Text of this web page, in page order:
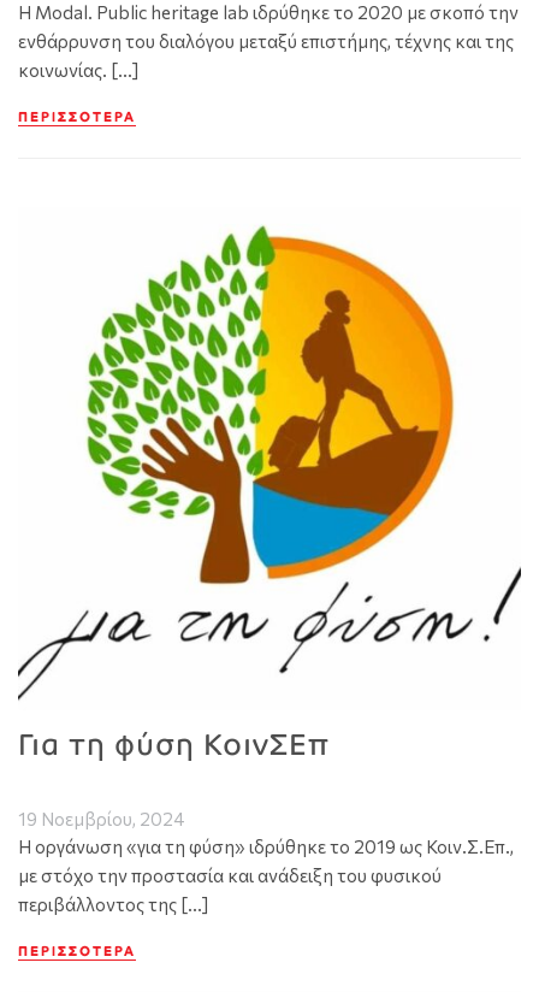
H Modal. Public heritage lab ιδρύθηκε το 2020 με σκοπό την
ενθάρρυνση του διαλόγου μεταξύ επιστήμης, τέχνης και της
κοινωνίας. […]
ΠΕΡΙΣΣΌΤΕΡΑ
Για τη φύση ΚοινΣΕπ
19 Νοεμβρίου, 2024
Η οργάνωση «για τη φύση» ιδρύθηκε το 2019 ως Κοιν.Σ.Επ.,
με στόχο την προστασία και ανάδειξη του φυσικού
περιβάλλοντος της […]
ΠΕΡΙΣΣΌΤΕΡΑ